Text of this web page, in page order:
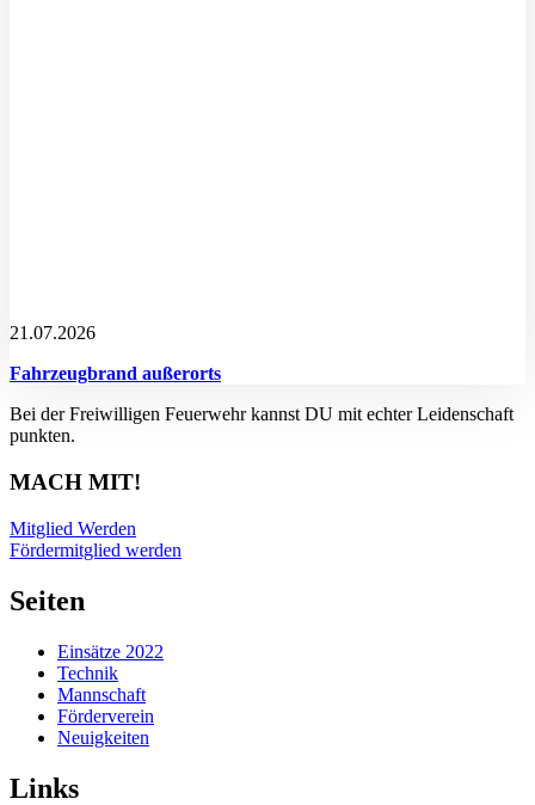
21.07.2026
Fahrzeugbrand außerorts
Bei der Freiwilligen Feuerwehr kannst DU mit echter Leidenschaft
punkten.
MACH MIT!
Mitglied Werden
Fördermitglied werden
Seiten
Einsätze 2022
Technik
Mannschaft
Förderverein
Neuigkeiten
Links